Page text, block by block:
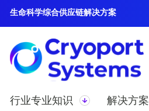
生命科学综合供应链解决方案
行业专业知识 解决方案